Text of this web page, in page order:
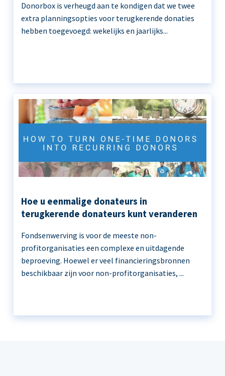
Donorbox is verheugd aan te kondigen dat we twee
extra planningsopties voor terugkerende donaties
hebben toegevoegd: wekelijks en jaarlijks...
Hoe u eenmalige donateurs in
terugkerende donateurs kunt veranderen
Fondsenwerving is voor de meeste non-
profitorganisaties een complexe en uitdagende
beproeving. Hoewel er veel financieringsbronnen
beschikbaar zijn voor non-profitorganisaties, ...